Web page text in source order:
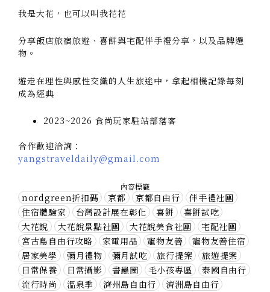
我是大花，也可以叫我花花
分享飯店旅宿旅遊、喜餅與宅配伴手禮分享，以及品牌選
物。
遊走在理性與感性交織的人生旅途中，拿起相機記錄每刻
成為經典
2023~2026 食尚玩家駐站部落客
合作歡迎洽詢：
yangstraveldaily@gmail.com
內容標籤
nordgreen折扣碼 京都 京都自由行
伴手禮社團
住宿體驗家
台灣設計展在彰化 喜餅
喜餅試吃
大花說
大花說景點社團 大花說美食社團
宅配社團
宮古島自由行攻略
家電用品 寵物友善
寵物友善住宿
居家美學
彌月禮物 彌月試吃 旅行提案
旅遊提案
日常保養
日常攝影 書蟲圈 毛小孩專區
泰國自由行
流行時尚
溫泉季 濟州島自由行
濟洲島自由行